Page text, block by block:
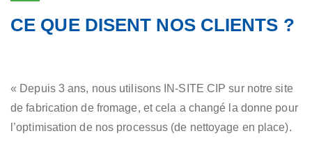
CE QUE DISENT NOS CLIENTS ?
« Depuis 3 ans, nous utilisons IN-SITE CIP sur notre site
de fabrication de fromage, et cela a changé la donne pour
l’optimisation de nos processus (de nettoyage en place).